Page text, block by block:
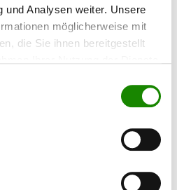
und Analysen weiter. Unsere
möglicherweise mit
die Sie ihnen bereitgestellt